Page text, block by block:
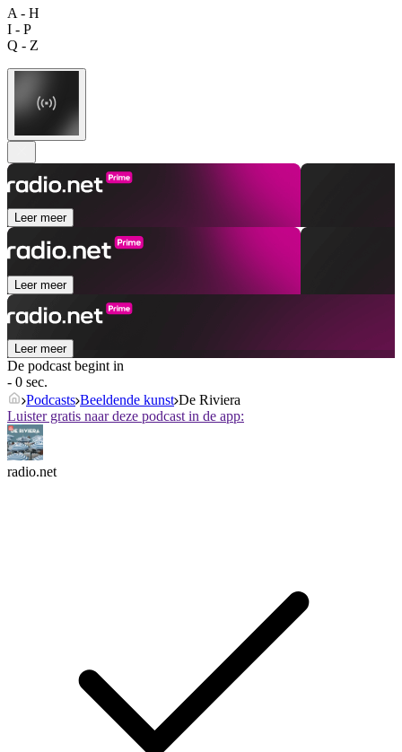
A - H
I - P
Q - Z
Leer meer
Leer meer
Leer meer
De podcast begint in
- 0 sec.
Podcasts Beeldende kunst De Riviera
Luister gratis naar deze podcast in de app:
radio.net